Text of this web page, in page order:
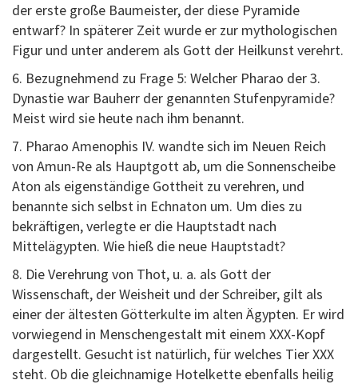
der erste große Baumeister, der diese Pyramide
entwarf? In späterer Zeit wurde er zur mythologischen
Figur und unter anderem als Gott der Heilkunst verehrt.
6. Bezugnehmend zu Frage 5: Welcher Pharao der 3.
Dynastie war Bauherr der genannten Stufenpyramide?
Meist wird sie heute nach ihm benannt.
7. Pharao Amenophis IV. wandte sich im Neuen Reich
von Amun-Re als Hauptgott ab, um die Sonnenscheibe
Aton als eigenständige Gottheit zu verehren, und
benannte sich selbst in Echnaton um. Um dies zu
bekräftigen, verlegte er die Hauptstadt nach
Mittelägypten. Wie hieß die neue Hauptstadt?
8. Die Verehrung von Thot, u. a. als Gott der
Wissenschaft, der Weisheit und der Schreiber, gilt als
einer der ältesten Götterkulte im alten Ägypten. Er wird
vorwiegend in Menschengestalt mit einem XXX-Kopf
dargestellt. Gesucht ist natürlich, für welches Tier XXX
steht. Ob die gleichnamige Hotelkette ebenfalls heilig